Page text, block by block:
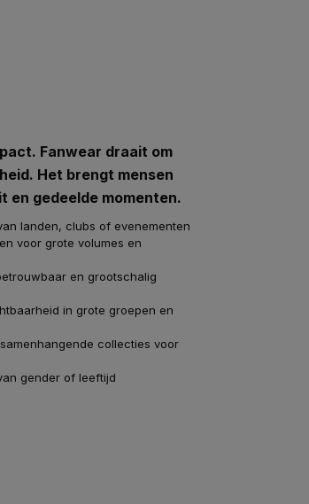
Fanwear draait om
Het brengt mensen
en gedeelde momenten.
landen, clubs of evenementen
voor grote volumes en
en grootschalig
in grote groepen en
collecties voor
gender of leeftijd